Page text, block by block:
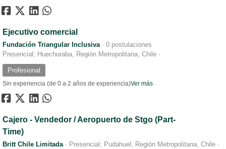
Ejecutivo comercial
Fundación Triangular Inclusiva ·
Presencial; Huechuraba, Región Metropolitana, Chile ·
0 postulaciones
Profesional
Sin experiencia (de 0 a 2 años de experiencia)Ver más
Cajero - Vendedor / Aeropuerto de Stgo (Part-
Time)
Britt Chile Limitada · Presencial; Pudahuel, Región Metropolitana, Chile ·